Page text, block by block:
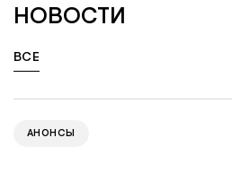
НОВОСТИ
ВСЕНОВОСТИ
АНОНСЫ